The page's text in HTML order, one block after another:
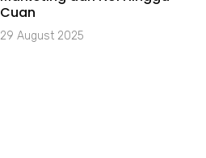
Cuan
29 August 2025